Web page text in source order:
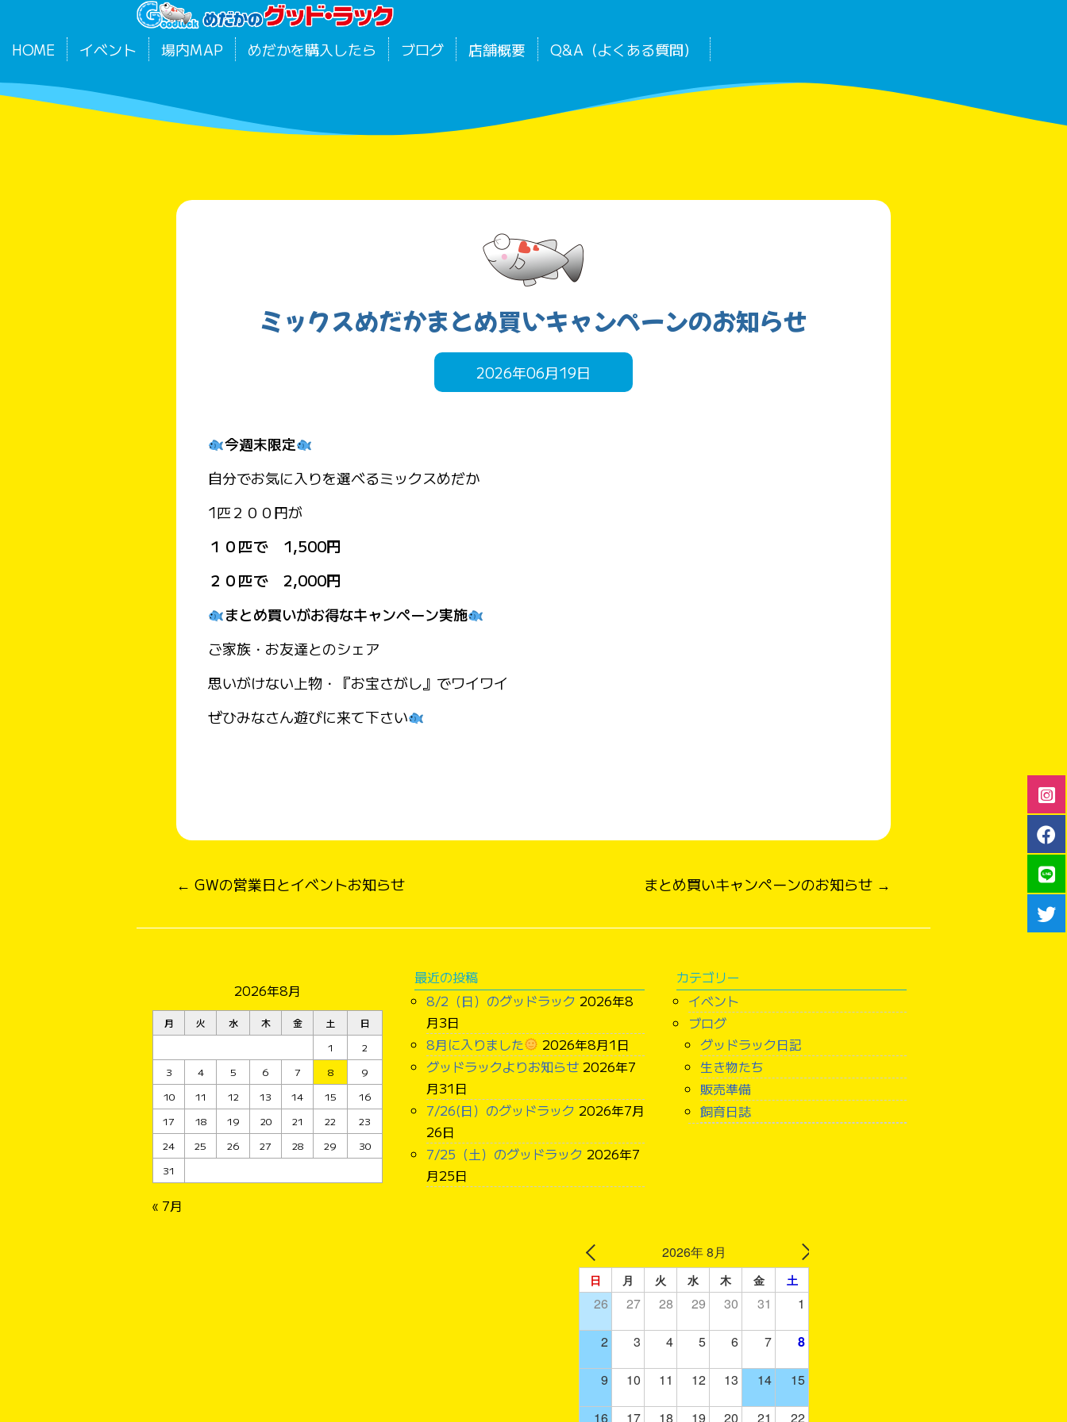
HOME イベント 場内MAP めだかを購入したら ブログ 店舗概要 Q&A（よくある質問）
ミックスめだかまとめ買いキャンペーンのお知らせ
2026年06月19日
今週末限定
自分でお気に入りを選べるミックスめだか
1匹２００円が
１０匹で 1,500円
２０匹で 2,000円
まとめ買いがお得なキャンペーン実施
ご家族・お友達とのシェア
思いがけない上物・『お宝さがし』でワイワイ
ぜひみなさん遊びに来て下さい
← GWの営業日とイベントお知らせ まとめ買いキャンペーンのお知らせ →
2026年8月
月 火 水 木 金 土
日
1
2
3
4 5 6 7 8
9
10
11 12 13 14 15
16
17
18 19 20 21 22
23
24
25 26 27 28 29
30
31
« 7月
最近の投稿
8/2（日）のグッドラック 2026年8
月3日
8月に入りました
2026年8月1日
グッドラックよりお知らせ 2026年7
月31日
7/26(日）のグッドラック 2026年7月
26日
7/25（土）のグッドラック 2026年7
月25日
カテゴリー
イベント
ブログ
グッドラック日記
生き物たち
販売準備
飼育日誌
2026年 8月
日 月 火 水 木 金 土
26 27 28 29 30 31 1
2 3 4 5 6 7 8
9 10 11 12 13 14 15
16 17 18 19 20 21 22